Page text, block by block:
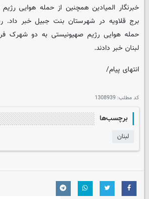
خبرنگار المیادین همچنین از حمله هوایی
برج قلاویه در شهرستان بنت جبیل خبر داد.
حمله هوایی رژیم صهیونیستی به دو شهرک
لبنان خبر دادند.
انتهای پیام/
کد مطلب: 1308939
برچسب‌ها
لبنان